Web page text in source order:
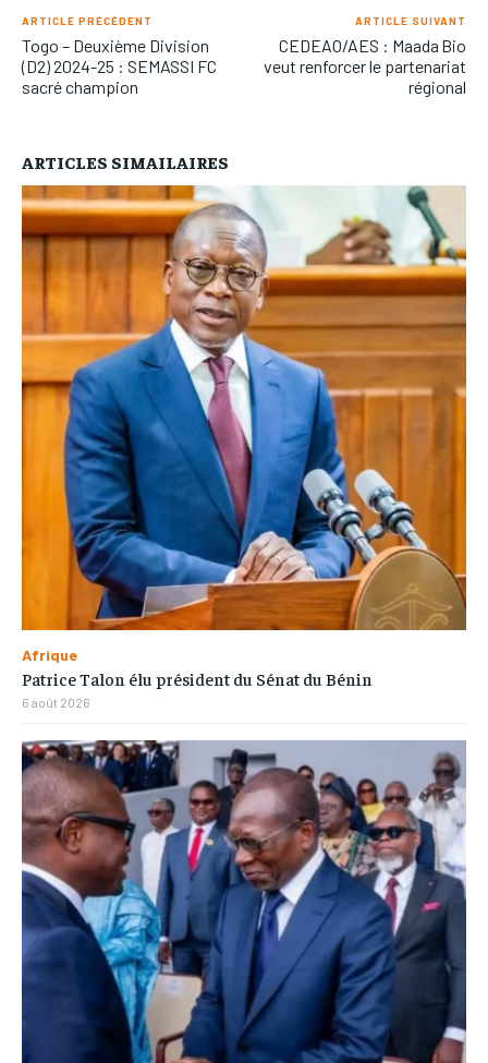
ARTICLE PRÉCÉDENT
Togo – Deuxième Division
(D2) 2024-25 : SEMASSI FC
sacré champion
ARTICLE SUIVANT
CEDEAO/AES : Maada Bio
veut renforcer le partenariat
régional
ARTICLES SIMAILAIRES
Afrique
Patrice Talon élu président du Sénat du Bénin
6 août 2026